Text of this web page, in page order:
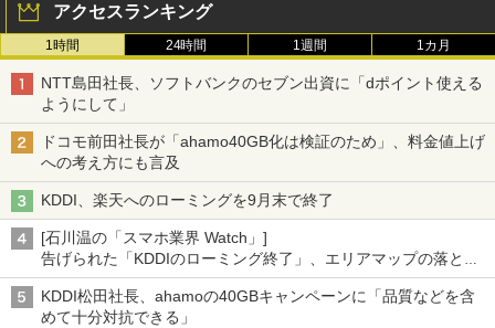
アクセスランキング
1時間 24時間 1週間 1カ月
NTT島田社長、ソフトバンクのセブン出資に「dポイント使える
ようにして」
ドコモ前田社長が「ahamo40GB化は検証のため」、料金値上げ
への考え方にも言及
KDDI、楽天へのローミングを9月末で終了
[石川温の「スマホ業界 Watch」]
告げられた「KDDIのローミング終了」、エリアマップの落とし
穴と楽天モバイルの課題
KDDI松田社長、ahamoの40GBキャンペーンに「品質などを含
めて十分対抗できる」